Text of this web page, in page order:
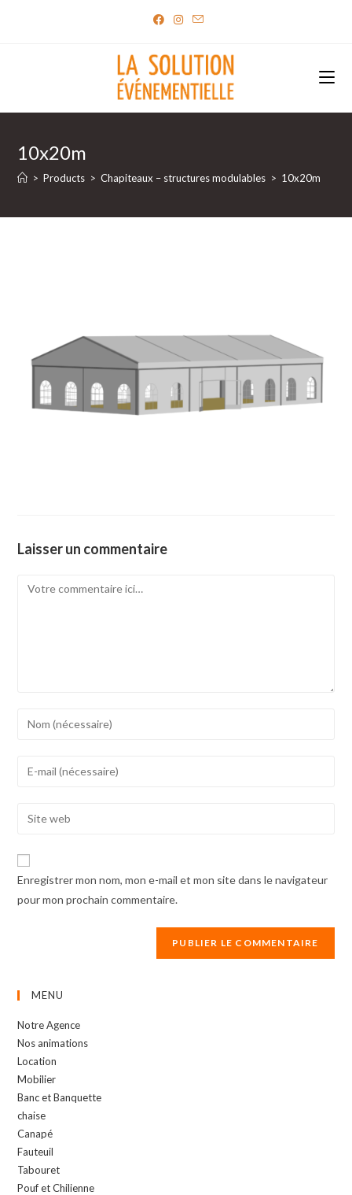
10x20m
> Products > Chapiteaux – structures modulables > 10x20m
Laisser un commentaire
Comment
Enter
to
Enter
address
comment
Enter
website
URL
Enregistrer mon nom, mon e-mail et mon site dans le navigateur
pour mon prochain commentaire.
MENU
Notre Agence
Nos animations
Location
Mobilier
Banc et Banquette
chaise
Canapé
Fauteuil
Tabouret
Pouf et Chilienne